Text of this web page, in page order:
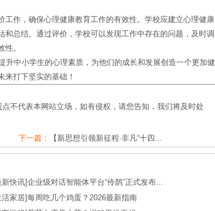
工作，确保心理健康教育工作的有效性。学校应建立心理健康
总结。通过评价，学校可以发现工作中存在的问题，及时调
。
升中小学生的心理素质，为他们的成长和发展创造一个更加健
来打下坚实的基础！
不代表本网站立场，如有侵权，请您告知，我们将及时处
下一篇： 【新思想引领新征程·非凡“十四...
新快讯]企业级对话智能体平台“伶鹊”正式发布...
活家居]每周吃几个鸡蛋？2026最新指南